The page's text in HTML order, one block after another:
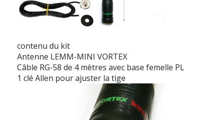
contenu du kit
Antenne LEMM-MINI VORTEX
Câble RG-58 de 4 mètres avec base femelle PL
1 clé Allen pour ajuster la tige